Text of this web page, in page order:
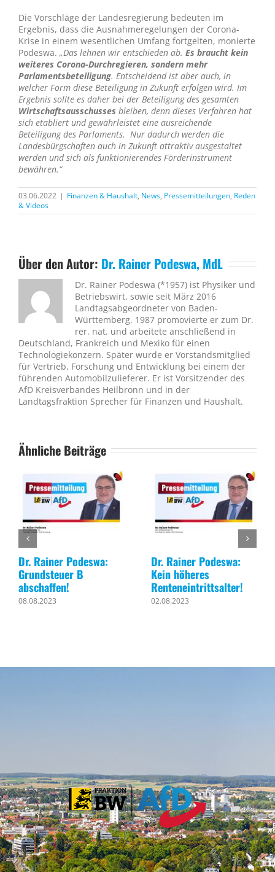
Die Vorschläge der Landesregierung bedeuten im
Ergebnis, dass die Ausnahmeregelungen der Corona-
Krise in einem wesentlichen Umfang fortgelten, monierte
Podeswa. „Das lehnen wir entschieden ab. Es braucht kein
weiteres Corona-Durchregieren, sondern mehr
Parlamentsbeteiligung. Entscheidend ist aber auch, in
welcher Form diese Beteiligung in Zukunft erfolgen wird. Im
Ergebnis sollte es daher bei der Beteiligung des gesamten
Wirtschaftsausschusses bleiben, denn dieses Verfahren hat
sich etabliert und gewährleistet eine ausreichende
Beteiligung des Parlaments. Nur dadurch werden die
Landesbürgschaften auch in Zukunft attraktiv ausgestaltet
werden und sich als funktionierendes Förderinstrument
bewähren.“
03.06.2022 | Finanzen & Haushalt, News, Pressemitteilungen, Reden
& Videos
Über den Autor: Dr. Rainer Podeswa, MdL
Dr. Rainer Podeswa (*1957) ist Physiker und
Betriebswirt, sowie seit März 2016
Landtagsabgeordneter von Baden-
Württemberg. 1987 promovierte er zum Dr.
rer. nat. und arbeitete anschließend in
Deutschland, Frankreich und Mexiko für einen
Technologiekonzern. Später wurde er Vorstandsmitglied
für Vertrieb, Forschung und Entwicklung bei einem der
führenden Automobilzulieferer. Er ist Vorsitzender des
AfD Kreisverbandes Heilbronn und in der
Landtagsfraktion Sprecher für Finanzen und Haushalt.
Ähnliche Beiträge
Dr. Rainer Podeswa:
Grundsteuer B
abschaffen!
08.08.2023
Dr. Rainer Podeswa:
Kein höheres
Renteneintrittsalter!
02.08.2023